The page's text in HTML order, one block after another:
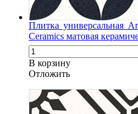
Плитка универсальная
Ceramics матовая
В корзину
Oтложить